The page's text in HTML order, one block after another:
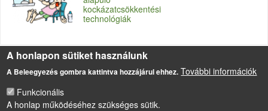
kockázatcsökkentési
technológiák
LÁBLÉC
Impresszum
A honlapon sütiket használunk
A Beleegyezés gombra kattintva hozzájárul ehhez. További információk
Funkcionális
A honlap működéséhez szükséges sütik.